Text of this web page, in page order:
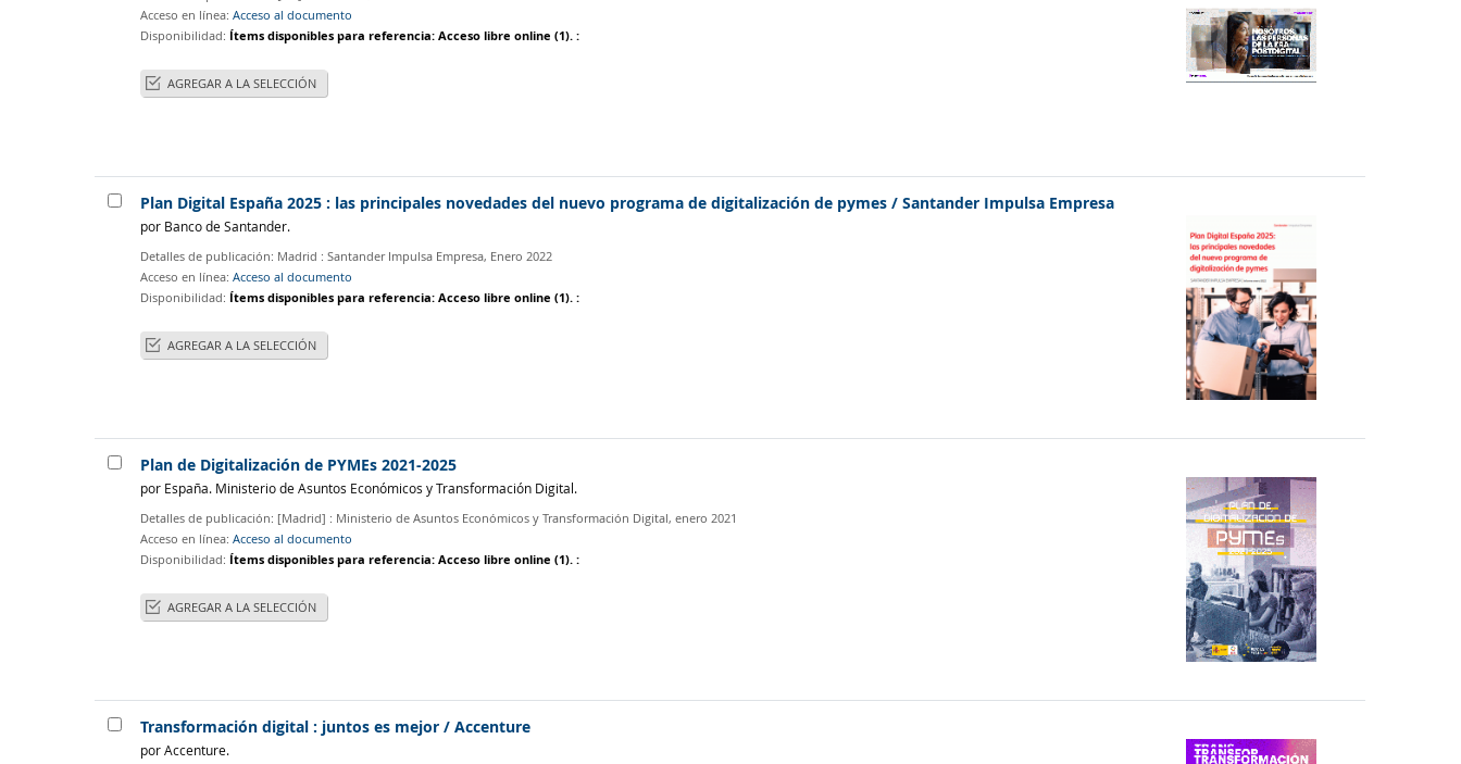
Acceso en línea:Acceso al documento
Disponibilidad: Ítems disponibles para referencia:Acceso libre online (1).:
AGREGAR A LA SELECCIÓN
Plan Digital España 2025 : las principales novedades del nuevo programa de digitalización de pymes/ Santander Impulsa Empresa
por Banco de Santander.
Detalles de publicación: Madrid : Santander Impulsa Empresa, Enero 2022
Acceso en línea:Acceso al documento
Disponibilidad: Ítems disponibles para referencia:Acceso libre online (1).:
AGREGAR A LA SELECCIÓN
Plan de Digitalización de PYMEs 2021-2025
por España. Ministerio de Asuntos Económicos y Transformación Digital.
Detalles de publicación: [Madrid] : Ministerio de Asuntos Económicos y Transformación Digital,enero 2021
Acceso en línea:Acceso al documento
Disponibilidad: Ítems disponibles para referencia:Acceso libre online (1).:
AGREGAR A LA SELECCIÓN
Transformación digital : juntos es mejor/ Accenture
porAccenture.